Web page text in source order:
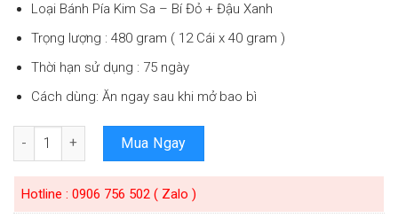
Loại Bánh Pía Kim Sa – Bí Đỏ + Đậu Xanh
Trọng lượng : 480 gram ( 12 Cái x 40 gram )
Thời hạn sử dụng : 75 ngày
Cách dùng: Ăn ngay sau khi mở bao bì
Số lượng Mua Ngay
Hotline : 0906 756 502 ( Zalo )